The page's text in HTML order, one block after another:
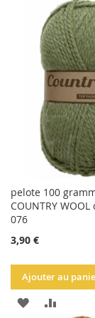
LA
LISTE
D'ACHATS
AU
pelote 100
COUNTRY
076
3,90 €
Ajouter au
AJOUTER